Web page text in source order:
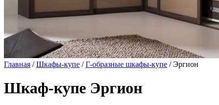
Главная /Шкафы-купе /Г-образные шкафы-купе / Эргион
Шкаф-купе Эргион